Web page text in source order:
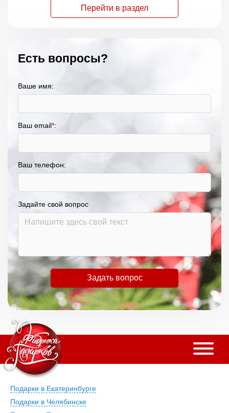
Перейти в раздел
Есть вопросы?
Ваше имя:
Ваш email*:
Ваш телефон:
Задайте свой вопрос
Задать вопрос
Подарки в Екатеринбурге
Подарки в Челябинске